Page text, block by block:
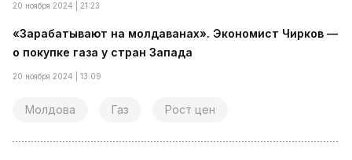
20 ноября 2024 | 21:23
«Зарабатывают на молдаванах». Экономист Чирков —
о покупке газа у стран Запада
20 ноября 2024 | 13:09
Молдова Газ Рост цен